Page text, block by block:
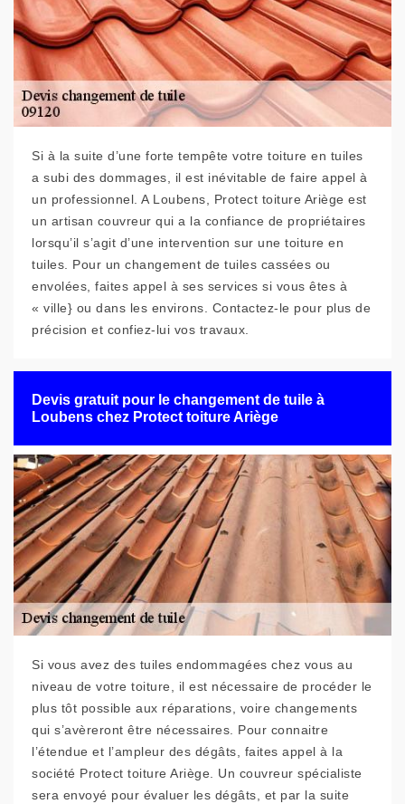
Si à la suite d’une forte tempête votre toiture en tuiles
a subi des dommages, il est inévitable de faire appel à
un professionnel. A Loubens, Protect toiture Ariège est
un artisan couvreur qui a la confiance de propriétaires
lorsqu’il s’agit d’une intervention sur une toiture en
tuiles. Pour un changement de tuiles cassées ou
envolées, faites appel à ses services si vous êtes à
« ville} ou dans les environs. Contactez-le pour plus de
précision et confiez-lui vos travaux.
Devis gratuit pour le changement de tuile à
Loubens chez Protect toiture Ariège
Si vous avez des tuiles endommagées chez vous au
niveau de votre toiture, il est nécessaire de procéder le
plus tôt possible aux réparations, voire changements
qui s’avèreront être nécessaires. Pour connaitre
l’étendue et l’ampleur des dégâts, faites appel à la
société Protect toiture Ariège. Un couvreur spécialiste
sera envoyé pour évaluer les dégâts, et par la suite